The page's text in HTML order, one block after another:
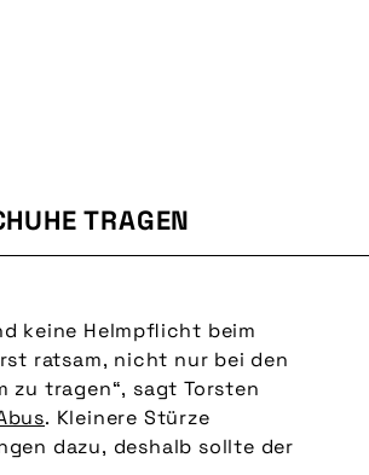
TRAGEN
keine Helmpflicht beim
ratsam, nicht nur bei den
zu tragen“, sagt Torsten
. Kleinere Stürze
dazu, deshalb sollte der
Die Handschuhe schützen vor Schürfwunden und